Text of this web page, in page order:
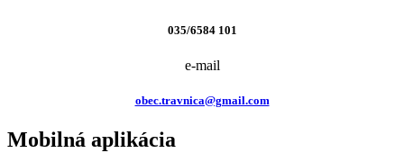
035/6584 101
e-mail
obec.travnica@gmail.com
Mobilná aplikácia